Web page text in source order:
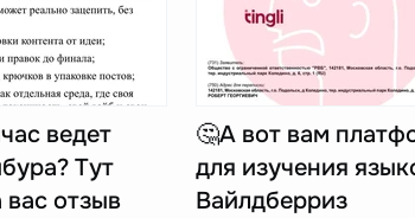
ведет
Тут
вас отзыв
🤔А вот вам
для изучения
Вайлдберриз